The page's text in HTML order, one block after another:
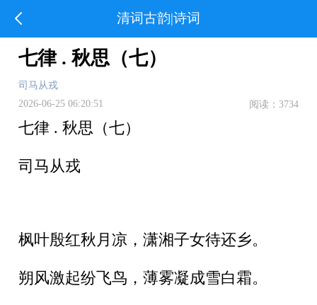
清词古韵|诗词
七律 . 秋思（七）
司马从戎
2026-06-25 06:20:51
阅读：3734
七律 . 秋思（七）
司马从戎
枫叶殷红秋月凉，潇湘子女待还乡。
朔风激起纷飞鸟，薄雾凝成雪白霜。